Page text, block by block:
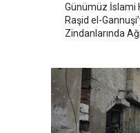
Günümüz İslami
Raşid el-
Zindanlarında